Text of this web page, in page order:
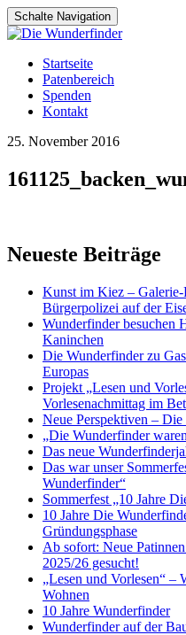
Schalte Navigation
Zum
Inhalt
springen
Startseite
Patenbereich
Spenden
Kontakt
25. November 2016
Neueste Beiträge
Kunst im Kiez –
Bürgerpolizei auf der
Wunderfinder besuchen
Kaninchen
Die Wunderfinder zu
Europas
Projekt „Lesen und
Vorlesenachmittag im
Neue Perspektiven –
„Die Wunderfinder
Das neue
Das war unser
Wunderfinder“
Sommerfest „10 Jahre
10 Jahre Die
Gründungsphase
Ab sofort: Neue
2025/26 gesucht!
„Lesen und Vorlesen“ –
Wohnen
10 Jahre Wunderfinder
Wunderfinder auf der